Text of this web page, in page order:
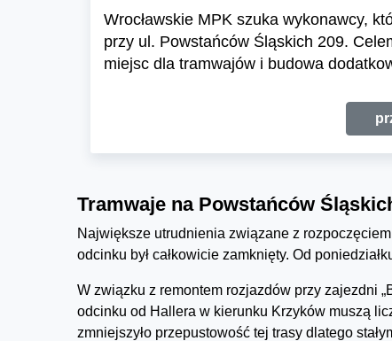
Wrocławskie MPK szuka wykonawcy,
przy ul. Powstańców Śląskich 209.
miejsc dla tramwajów i budowa
Tramwaje na Powstańców
Największe utrudnienia związane z
odcinku był całkowicie zamknięty. Od
W związku z remontem rozjazdów przy zajezdni
odcinku od Hallera w kierunku Krzyków muszą
zmniejszyło przepustowość tej trasy dlatego